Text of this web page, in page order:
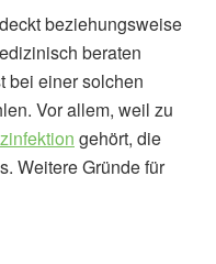
beziehungsweise
beraten
bei einer solchen
Vor allem, weil zu
gehört, die
Weitere Gründe für